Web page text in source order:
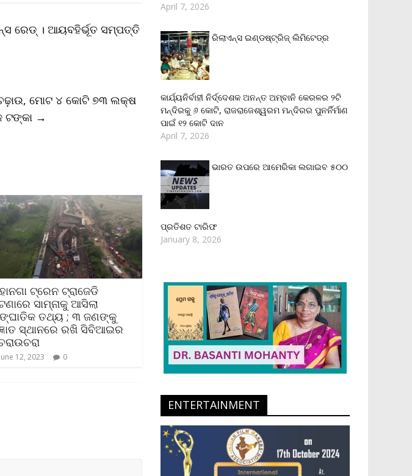
ରେଡ୍ । ଆୟବହିର୍ଭୂତ ସମ୍ପତ୍ତି
ମୋଟ ୪ କୋଟି ୭୩ ଲକ୍ଷ
ଟଙ୍କା →
ଟ୍ରେନ ଟ୍ରାଜେଡି
ସାମ୍ନାକୁ ଆସିଲା
ତଥ୍ୟ ; ୩ ଜଣଙ୍କୁ
ସ୍ଥାନରେ ରଖି ସିବିଆଇର
June 12, 2023 0
April 7, 2026
ରିଲାଏନ୍‌ସ ଇଣ୍ଡଷ୍ଟ୍ରିଜ୍ ଲିମିଟେଡ୍‌ର
କାର୍ଯ୍ୟନିର୍ବାହୀ ନିର୍ଦ୍ଦେଶକ ଅନନ୍ତ ଅମ୍ବାନି କେରଳର ୨ଟି
ମନ୍ଦିରକୁ ୬ କୋଟି, ରାଜରାଜେଶ୍ୱରମ ମନ୍ଦିରର ପୁନର୍ନିର୍ମାଣ
ପାଇଁ ୧୨ କୋଟି ଦାନ
April 7, 2026
ଭାରତ ଉପରେ ଆମେରିକା ଲଗାଇବ ୫୦୦
ପ୍ରତିଶତ ଟାରିଫ
January 8, 2026
ENTERTAINMENT